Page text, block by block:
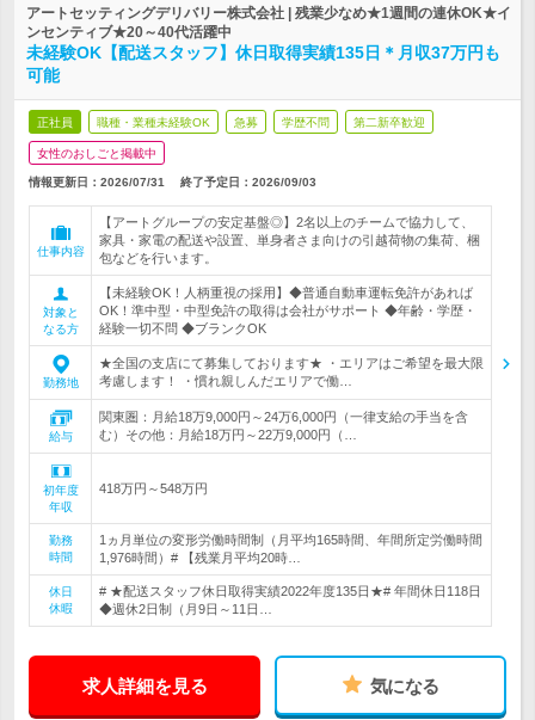
アートセッティングデリバリー株式会社 | 残業少なめ★1週間の連休OK★イ
ンセンティブ★20～40代活躍中
未経験OK【配送スタッフ】休日取得実績135日＊月収37万円も
可能
正社員 職種・業種未経験OK 急募 学歴不問 第二新卒歓迎
女性のおしごと掲載中
情報更新日：2026/07/31 終了予定日： 2026/09/03
仕事内容
【アートグループの安定基盤◎】2名以上のチームで協力して、
家具・家電の配送や設置、単身者さま向けの引越荷物の集荷、梱
包などを行います。
対象と
なる方
【未経験OK！人柄重視の採用】◆普通自動車運転免許があれば
OK！準中型・中型免許の取得は会社がサポート ◆年齢・学歴・
経験一切不問 ◆ブランクOK
勤務地
★全国の支店にて募集しております★ ・エリアはご希望を最大限
考慮します！ ・慣れ親しんだエリアで働…
給与
関東圏：月給18万9,000円～24万6,000円（一律支給の手当を含
む）その他：月給18万円～22万9,000円（…
初年度
年収
418万円～548万円
勤務
時間
1ヵ月単位の変形労働時間制（月平均165時間、年間所定労働時間
1,976時間）# 【残業月平均20時…
休日
休暇
# ★配送スタッフ休日取得実績2022年度135日★# 年間休日118日
◆週休2日制（月9日～11日…
求人詳細を見る 気になる